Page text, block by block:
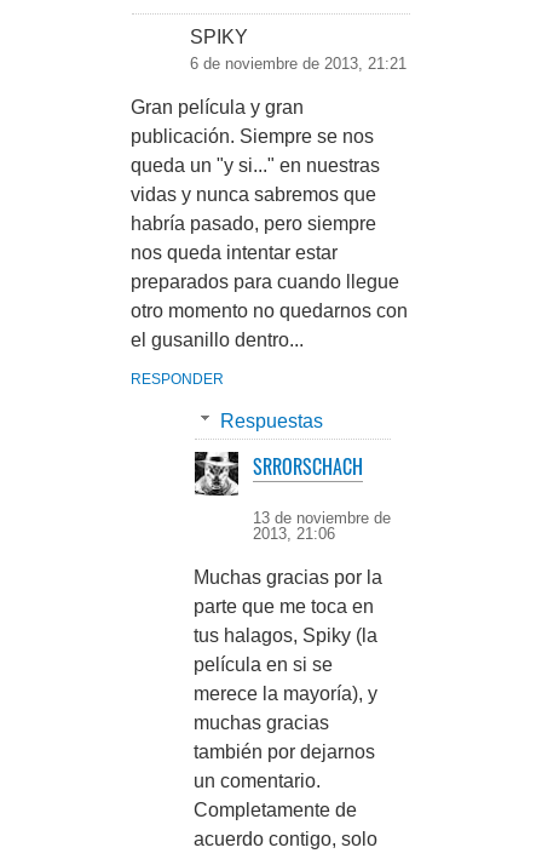
SPIKY
6 de noviembre de 2013, 21:21
Gran película y gran
publicación. Siempre se nos
queda un "y si..." en nuestras
vidas y nunca sabremos que
habría pasado, pero siempre
nos queda intentar estar
preparados para cuando llegue
otro momento no quedarnos con
el gusanillo dentro...
RESPONDER
Respuestas
SRRORSCHACH
13 de noviembre de
2013, 21:06
Muchas gracias por la
parte que me toca en
tus halagos, Spiky (la
película en si se
merece la mayoría), y
muchas gracias
también por dejarnos
un comentario.
Completamente de
acuerdo contigo, solo